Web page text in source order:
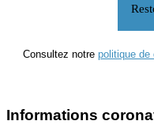
Consultez notre politique de
Informations